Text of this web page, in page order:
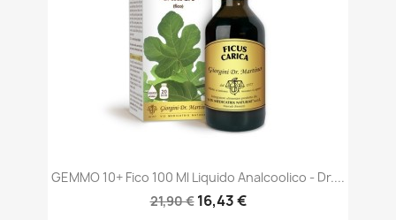
GEMMO 10+ Fico 100 Ml Liquido Analcoolico - Dr....
21,90 € 16,43 €